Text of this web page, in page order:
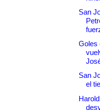
San
Goles
San
el